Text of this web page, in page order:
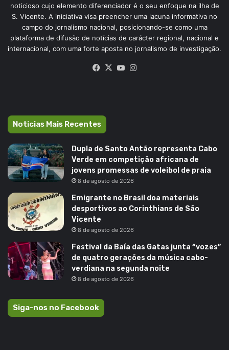
noticioso cujo elemento diferenciador é o seu enfoque na ilha de
S. Vicente. A iniciativa visa preencher uma lacuna informativa no
campo do jornalismo nacional, posicionando-se como uma
plataforma de difusão de notícias de carácter regional, nacional e
internacional, com uma forte aposta no jornalismo de investigação.
Facebook
X YouTube
Noticias Mais Recentes
Dupla de Santo Antão representa Cabo
Verde em competição africana de
jovens promessas de voleibol de praia
8 de agosto de 2026
Emigrante no Brasil doa materiais
desportivos ao Corinthians de São
Vicente
8 de agosto de 2026
Festival da Baía das Gatas junta “vozes”
de quatro gerações da música cabo-
verdiana na segunda noite
8 de agosto de 2026
Siga-nos no Facebook